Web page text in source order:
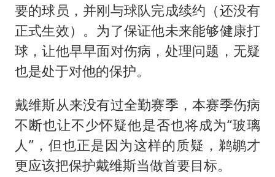
要的球员，并刚与球队完成续约（还没有
正式生效）。为了保证他未来能够健康打
球，让他早早面对伤病，处理问题，无疑
也是处于对他的保护。
戴维斯从来没有过全勤赛季，本赛季伤病
不断也让不少怀疑他是否也将成为“玻璃
人”，但也正是因为这样的质疑，鹈鹕才
更应该把保护戴维斯当做首要目标。